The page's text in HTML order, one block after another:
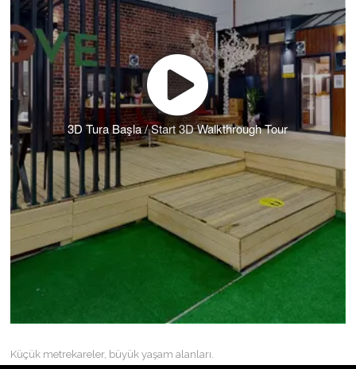
3D Tura Başla / Start 3D Walkthrough Tour
Küçük metrekareler, büyük yaşam alanları.